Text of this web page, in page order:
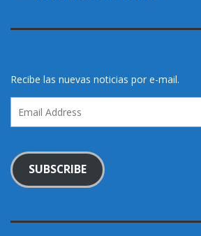
Recibe las nuevas noticias por e-mail.
Address
SUBSCRIBE